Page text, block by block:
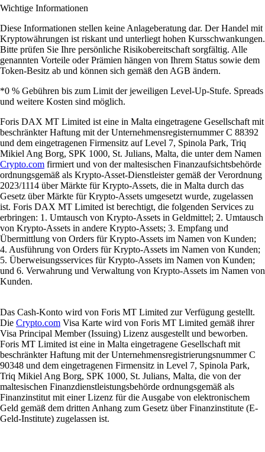
Wichtige Informationen
Diese Informationen stellen keine Anlageberatung dar. Der Handel mit
Kryptowährungen ist riskant und unterliegt hohen Kursschwankungen.
Bitte prüfen Sie Ihre persönliche Risikobereitschaft sorgfältig. Alle
genannten Vorteile oder Prämien hängen von Ihrem Status sowie dem
Token-Besitz ab und können sich gemäß den AGB ändern.
*0 % Gebühren bis zum Limit der jeweiligen Level-Up-Stufe. Spreads
und weitere Kosten sind möglich.
Foris DAX MT Limited ist eine in Malta eingetragene Gesellschaft mit
beschränkter Haftung mit der Unternehmensregisternummer C 88392
und dem eingetragenen Firmensitz auf Level 7, Spinola Park, Triq
Mikiel Ang Borg, SPK 1000, St. Julians, Malta, die unter dem Namen
Crypto.com firmiert und von der maltesischen Finanzaufsichtsbehörde
ordnungsgemäß als Krypto-Asset-Dienstleister gemäß der Verordnung
2023/1114 über Märkte für Krypto-Assets, die in Malta durch das
Gesetz über Märkte für Krypto-Assets umgesetzt wurde, zugelassen
ist. Foris DAX MT Limited ist berechtigt, die folgenden Services zu
erbringen: 1. Umtausch von Krypto-Assets in Geldmittel; 2. Umtausch
von Krypto-Assets in andere Krypto-Assets; 3. Empfang und
Übermittlung von Orders für Krypto-Assets im Namen von Kunden;
4. Ausführung von Orders für Krypto-Assets im Namen von Kunden;
5. Überweisungsservices für Krypto-Assets im Namen von Kunden;
und 6. Verwahrung und Verwaltung von Krypto-Assets im Namen von
Kunden.
Das Cash-Konto wird von Foris MT Limited zur Verfügung gestellt.
Die Crypto.com Visa Karte wird von Foris MT Limited gemäß ihrer
Visa Principal Member (Issuing) Lizenz ausgestellt und beworben.
Foris MT Limited ist eine in Malta eingetragene Gesellschaft mit
beschränkter Haftung mit der Unternehmensregistrierungsnummer C
90348 und dem eingetragenen Firmensitz in Level 7, Spinola Park,
Triq Mikiel Ang Borg, SPK 1000, St. Julians, Malta, die von der
maltesischen Finanzdienstleistungsbehörde ordnungsgemäß als
Finanzinstitut mit einer Lizenz für die Ausgabe von elektronischem
Geld gemäß dem dritten Anhang zum Gesetz über Finanzinstitute (E-
Geld-Institute) zugelassen ist.